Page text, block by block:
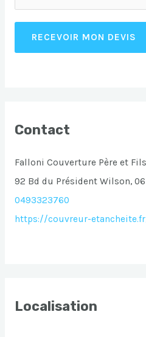
RECEVOIR MON DEVIS
Contact
Falloni Couverture Père et
92 Bd du Président Wilson,
0493323760
https://couvreur-
Localisation